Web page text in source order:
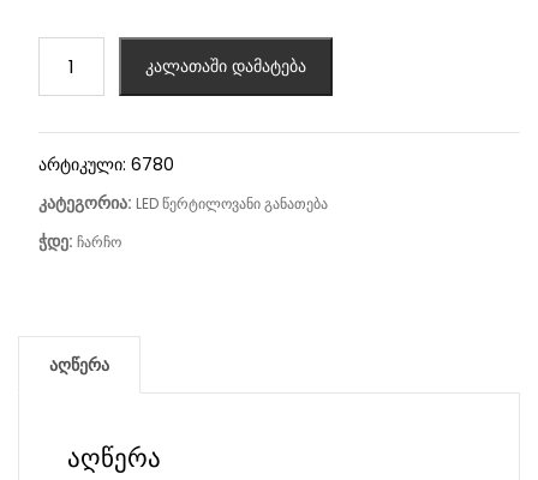
კალათაში დამატება
არტიკული: 6780
კატეგორია: LED წერტილოვანი განათება
ჭდე: ჩარჩო
აღწერა
აღწერა